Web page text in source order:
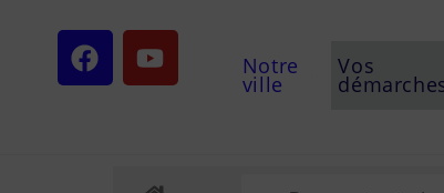
Notre
ville
Vos